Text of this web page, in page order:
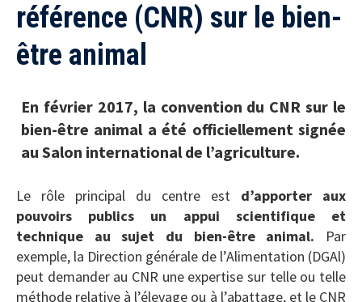
référence (CNR) sur le bien-
être animal
En février 2017, la convention du CNR sur le
bien-être animal a été officiellement signée
au Salon international de l’agriculture.
Le rôle principal du centre est d’apporter aux
pouvoirs publics un appui scientifique et
technique au sujet du bien-être animal. Par
exemple, la Direction générale de l’Alimentation (DGAl)
peut demander au CNR une expertise sur telle ou telle
méthode relative à l’élevage ou à l’abattage, et le CNR